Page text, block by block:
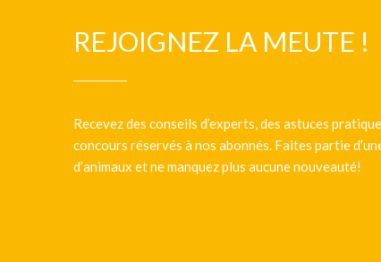
REJOIGNEZ LA MEUTE !
Recevez des conseils d’experts, des astuces
concours réservés à nos abonnés. Faites partie
d’animaux et ne manquez plus aucune nouveauté!